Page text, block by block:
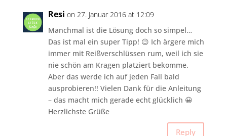
Resi on 27. Januar 2016 at 12:09
Manchmal ist die Lösung doch so simpel…
Das ist mal ein super Tipp! 😉 Ich ärgere mich
immer mit Reißverschlüssen rum, weil ich sie
nie schön am Kragen platziert bekomme.
Aber das werde ich auf jeden Fall bald
ausprobieren!! Vielen Dank für die Anleitung
– das macht mich gerade echt glücklich 😀
Herzlichste Grüße
Reply